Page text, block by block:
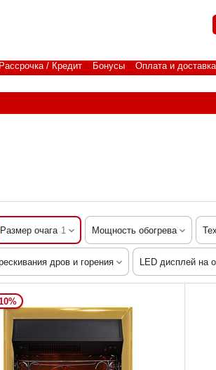
Рассрочка / Кредит Бонусы Оплата и доставка
Размер очага 1 Мощность обогрева
дров и горения LED дисплей на